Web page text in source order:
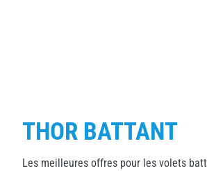
THOR BATTANT
Les meilleures offres pour les volets